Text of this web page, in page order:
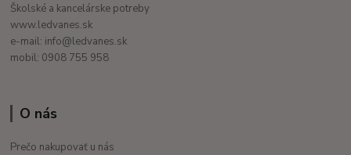
Školské a kancelárske potreby
www.ledvanes.sk
e-mail: info@ledvanes.sk
mobil: 0908 755 958
O nás
Prečo nakupovať u nás